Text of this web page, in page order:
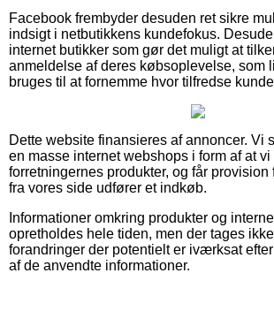
Facebook frembyder desuden ret sikre
indsigt i netbutikkens kundefokus.
internet butikker som gør det muligt at
anmeldelse af deres købsoplevelse, som
bruges til at fornemme hvor tilfredse
Dette website finansieres af annoncer. Vi
en masse internet webshops i form af at vi
forretningernes produkter, og får provision
fra vores side udfører et indkøb.
Informationer omkring produkter og
opretholdes hele tiden, men der tages
forandringer der potentielt er iværksat
af de anvendte informationer.